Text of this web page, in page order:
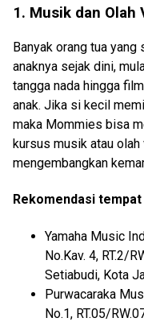
1. Musik dan Olah
Banyak orang tua
anaknya sejak dini,
tangga nada hingga
anak. Jika si kecil
maka Mommies bisa
kursus musik atau
mengembangkan
Rekomendasi
Yamaha Music
No.Kav. 4, RT.2/
Setiabudi, Kota
Purwacaraka
No.1, RT.05/